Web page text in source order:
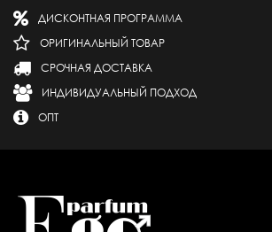
ДИСКОНТНАЯ ПРОГРАММА
ОРИГИНАЛЬНЫЙ ТОВАР
СРОЧНАЯ ДОСТАВКА
ИНДИВИДУАЛЬНЫЙ ПОДХОД
ОПТ